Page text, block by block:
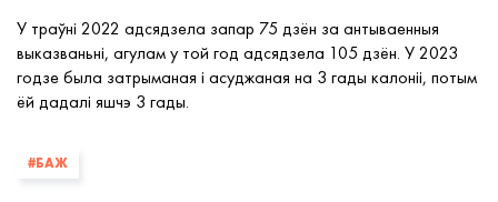
У траўні 2022 адсядзела запар 75 дзён за антываенныя
выказваньні, агулам у той год адсядзела 105 дзён. У 2023
годзе была затрыманая і асуджаная на 3 гады калоніі, потым
ёй дадалі яшчэ 3 гады.
#БАЖ